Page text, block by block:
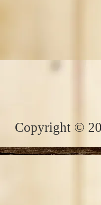
Copyright ©